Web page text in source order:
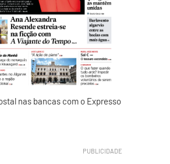
nas bancas com o Expresso